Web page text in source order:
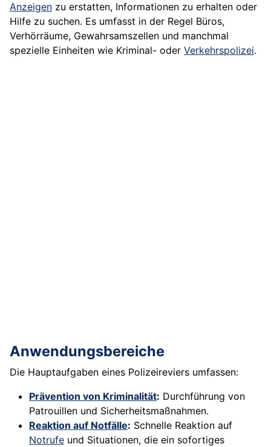
Anzeigen zu erstatten, Informationen zu erhalten oder
Hilfe zu suchen. Es umfasst in der Regel Büros,
Verhörräume, Gewahrsamszellen und manchmal
spezielle Einheiten wie Kriminal- oder Verkehrspolizei.
Anwendungsbereiche
Die Hauptaufgaben eines Polizeireviers umfassen:
Prävention von Kriminalität: Durchführung von
Patrouillen und Sicherheitsmaßnahmen.
Reaktion auf Notfälle: Schnelle Reaktion auf
Notrufe und Situationen, die ein sofortiges